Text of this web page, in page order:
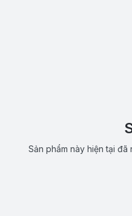
Sản phẩm này hiện tại